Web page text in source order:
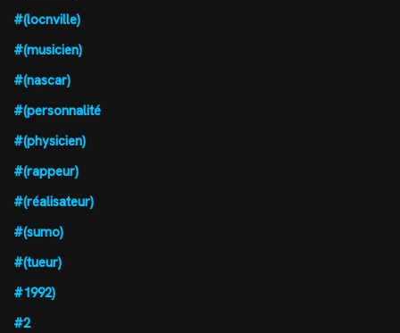
#(locnville)
#(musicien)
#(nascar)
#(personnalité
#(physicien)
#(rappeur)
#(réalisateur)
#(sumo)
#(tueur)
#1992)
#2